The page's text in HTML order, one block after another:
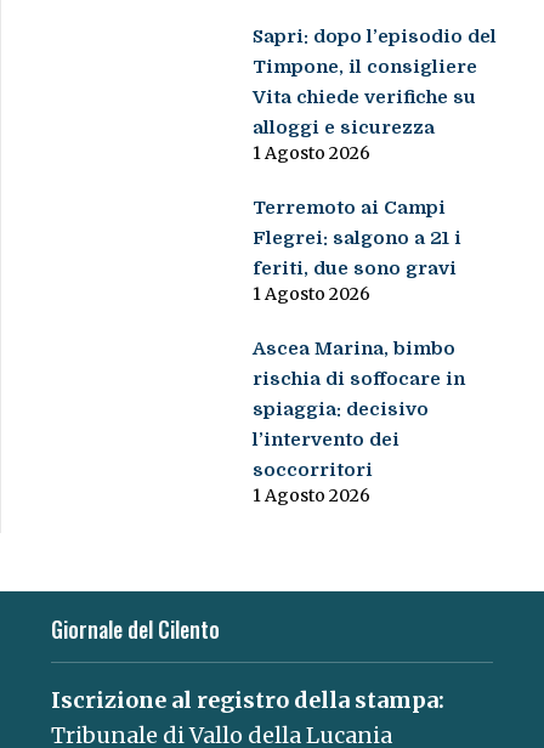
Sapri: dopo l’episodio del
Timpone, il consigliere
Vita chiede verifiche su
alloggi e sicurezza
1 Agosto 2026
Terremoto ai Campi
Flegrei: salgono a 21 i
feriti, due sono gravi
1 Agosto 2026
Ascea Marina, bimbo
rischia di soffocare in
spiaggia: decisivo
l’intervento dei
soccorritori
1 Agosto 2026
Giornale del Cilento
Iscrizione al registro della stampa:
Tribunale di Vallo della Lucania